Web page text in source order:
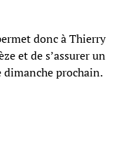
donc à Thierry
et de s’assurer un
prochain.